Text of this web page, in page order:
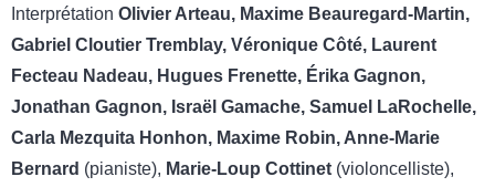
Interprétation Olivier Arteau, Maxime Beauregard-Martin,
Gabriel Cloutier Tremblay, Véronique Côté, Laurent
Fecteau Nadeau, Hugues Frenette, Érika Gagnon,
Jonathan Gagnon, Israël Gamache, Samuel LaRochelle,
Carla Mezquita Honhon, Maxime Robin, Anne-Marie
Bernard (pianiste), Marie-Loup Cottinet (violoncelliste),